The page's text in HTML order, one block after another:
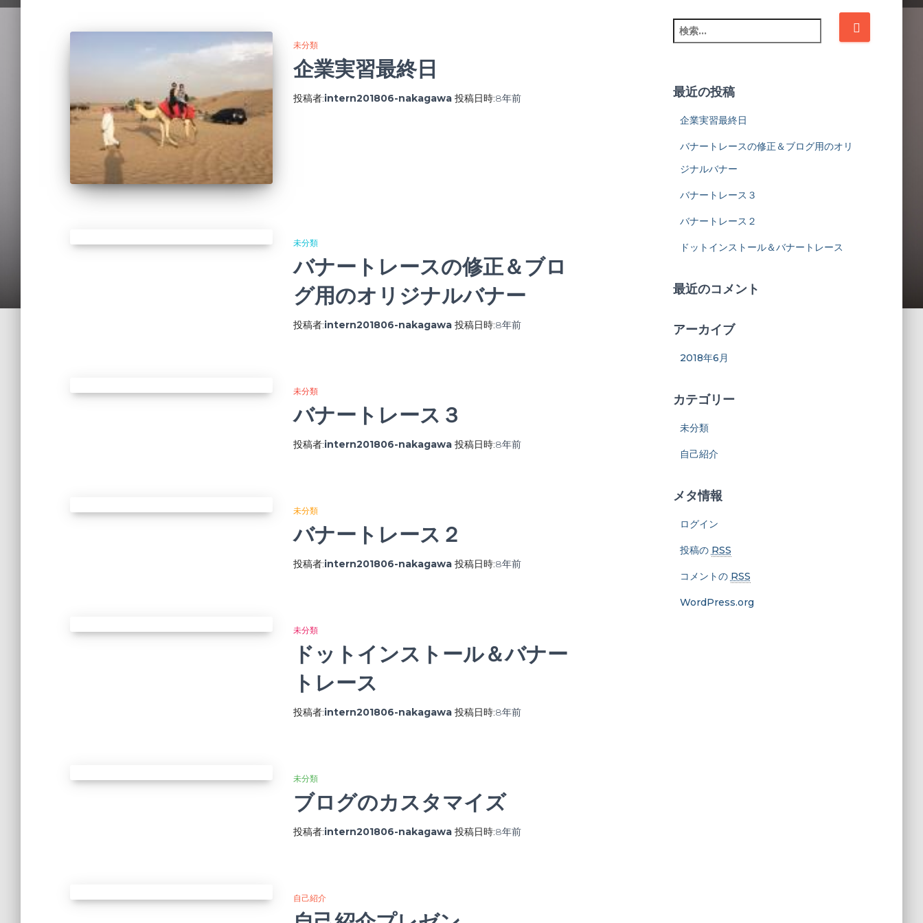
未分類
企業実習最終日
投稿者:intern201806-nakagawa 投稿日時:8年前
未分類
バナートレースの修正＆ブロ
グ用のオリジナルバナー
投稿者:intern201806-nakagawa 投稿日時:8年前
未分類
バナートレース３
投稿者:intern201806-nakagawa 投稿日時:8年前
未分類
バナートレース２
投稿者:intern201806-nakagawa 投稿日時:8年前
未分類
ドットインストール＆バナー
トレース
投稿者:intern201806-nakagawa 投稿日時:8年前
未分類
ブログのカスタマイズ
投稿者:intern201806-nakagawa 投稿日時:8年前
自己紹介
検
索
最近の投稿
企業実習最終日
バナートレースの修正＆ブログ用のオリ
ジナルバナー
バナートレース３
バナートレース２
ドットインストール＆バナートレース
最近のコメント
アーカイブ
2018年6月
カテゴリー
未分類
自己紹介
メタ情報
ログイン
投稿の RSS
コメントの RSS
WordPress.org